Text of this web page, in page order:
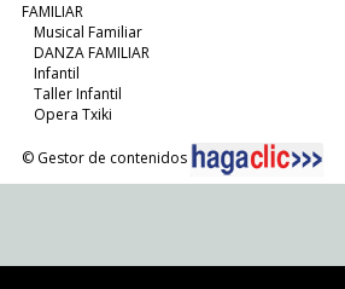
FAMILIAR
Musical Familiar
DANZA FAMILIAR
Infantil
Taller Infantil
Opera Txiki
© Gestor de contenidos